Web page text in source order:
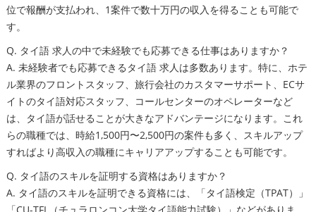
位で報酬が支払われ、1案件で数十万円の収入を得ることも可能で
す。
Q. タイ語 求人の中で未経験でも応募できる仕事はありますか？
A. 未経験者でも応募できるタイ語 求人は多数あります。特に、ホテ
ル業界のフロントスタッフ、旅行会社のカスタマーサポート、ECサ
イトのタイ語対応スタッフ、コールセンターのオペレーターなど
は、タイ語が話せることが大きなアドバンテージになります。これ
らの職種では、時給1,500円〜2,500円の案件も多く、スキルアップ
すればより高収入の職種にキャリアアップすることも可能です。
Q. タイ語のスキルを証明する資格はありますか？
A. タイ語のスキルを証明できる資格には、「タイ語検定（TPAT）」